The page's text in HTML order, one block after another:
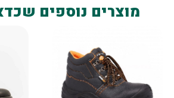
מוצרים נוספים